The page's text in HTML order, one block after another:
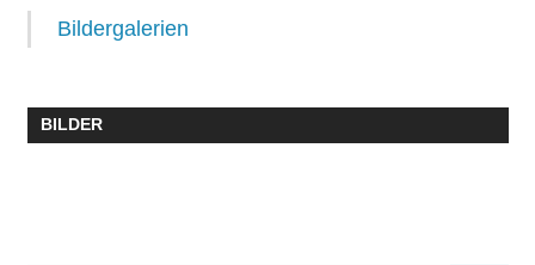
Bildergalerien
BILDER